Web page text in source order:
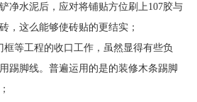
净水泥后，应对将铺贴方位刷上107胶与
，这么能够使砖贴的更结实；
等工程的收口工作，虽然显得有些负
踢脚线。普遍运用的是的装修木条踢脚